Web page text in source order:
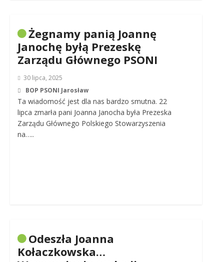
Żegnamy panią Joannę
Janochę byłą Prezeskę
Zarządu Głównego PSONI
30 lipca, 2025
BOP PSONI Jarosław
Ta wiadomość jest dla nas bardzo smutna. 22
lipca zmarła pani Joanna Janocha była Prezeska
Zarządu Głównego Polskiego Stowarzyszenia
na…..
Odeszła Joanna
Kołaczkowska…